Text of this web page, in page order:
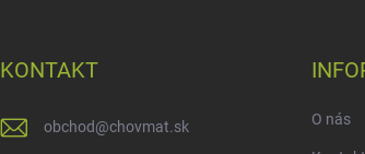
KONTAKT
obchod@chovmat.sk O nás